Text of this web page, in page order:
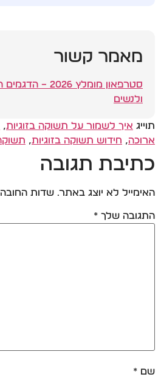
מאמר קשור
סטרפאון מומלץ
ולנשים
תוייג איך לשמור על תשוקה בזוגיות,
ארוכה, חידוש תשוקה בזוגיות,
כתיבת תגובה
האימייל לא יוצג באתר. שדות החובה
התגובה שלך *
שם *